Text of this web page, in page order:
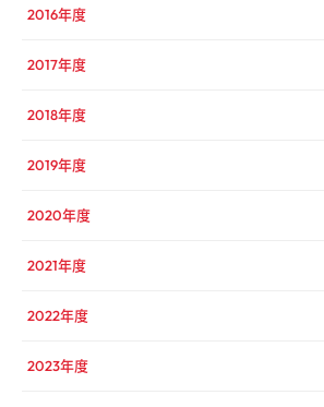
2016年度
2017年度
2018年度
2019年度
2020年度
2021年度
2022年度
2023年度